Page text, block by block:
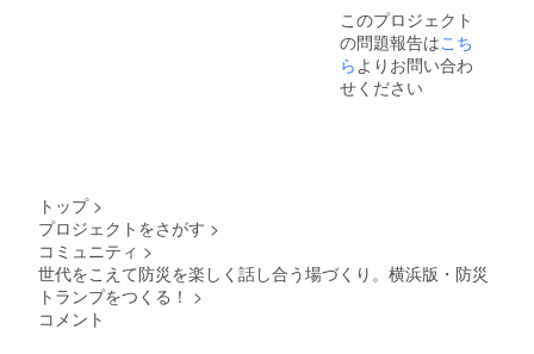
ます。
横浜
版・防
災トラ
ンプ5個
を同封
ク
ンサー
名義を
掲載さ
せて頂
きま
励みま
このプロジェクト
の問題報告はこち
らよりお問い合わ
せください
トップ >
プロジェクトをさがす >
コミュニティ >
世代をこえて防災を楽しく話し合う場づくり。横浜版・防災
トランプをつくる！ >
コメント